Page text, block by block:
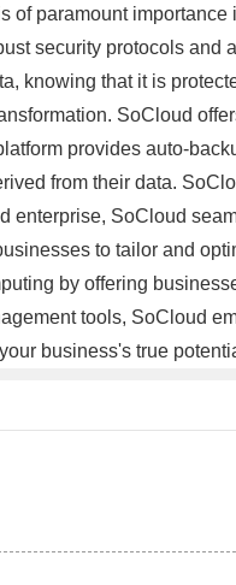
paramount
security protocols
knowing that it is
SoCloud
provides auto-
from their data.
SoCloud
to tailor and
by offering
tools, SoCloud
business's true